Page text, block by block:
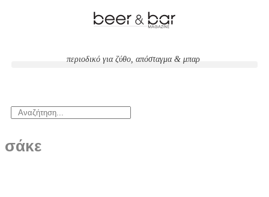
περιοδικό για ζύθο, απόσταγμα & μπαρ
σάκε